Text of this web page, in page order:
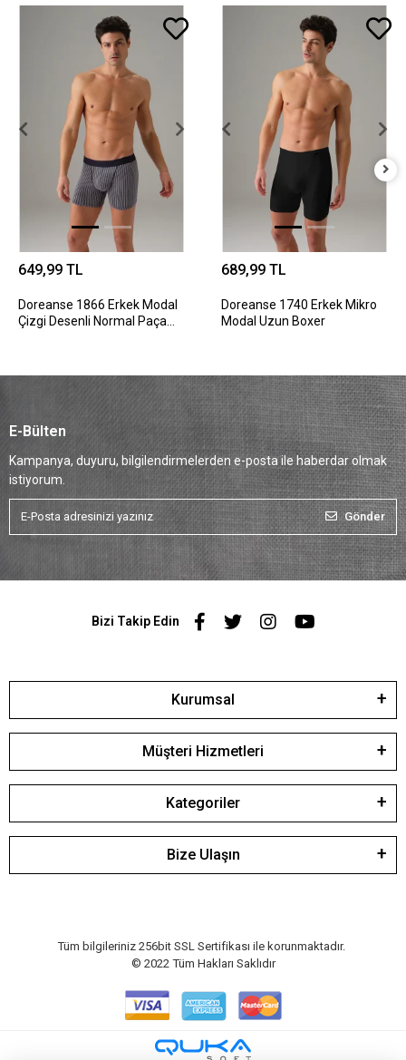
649,99 TL
Doreanse 1866 Erkek Modal
Çizgi Desenli Normal Paça
689,99 TL
Doreanse 1740 Erkek Mikro
Modal Uzun Boxer
E-Bülten
Kampanya, duyuru, bilgilendirmelerden e-posta ile haberdar olmak
istiyorum.
Gönder
Bizi Takip Edin
Kurumsal
Müşteri Hizmetleri
Kategoriler
Bize Ulaşın
Tüm bilgileriniz 256bit SSL Sertifikası ile korunmaktadır.
© 2022 Tüm Hakları Saklıdır